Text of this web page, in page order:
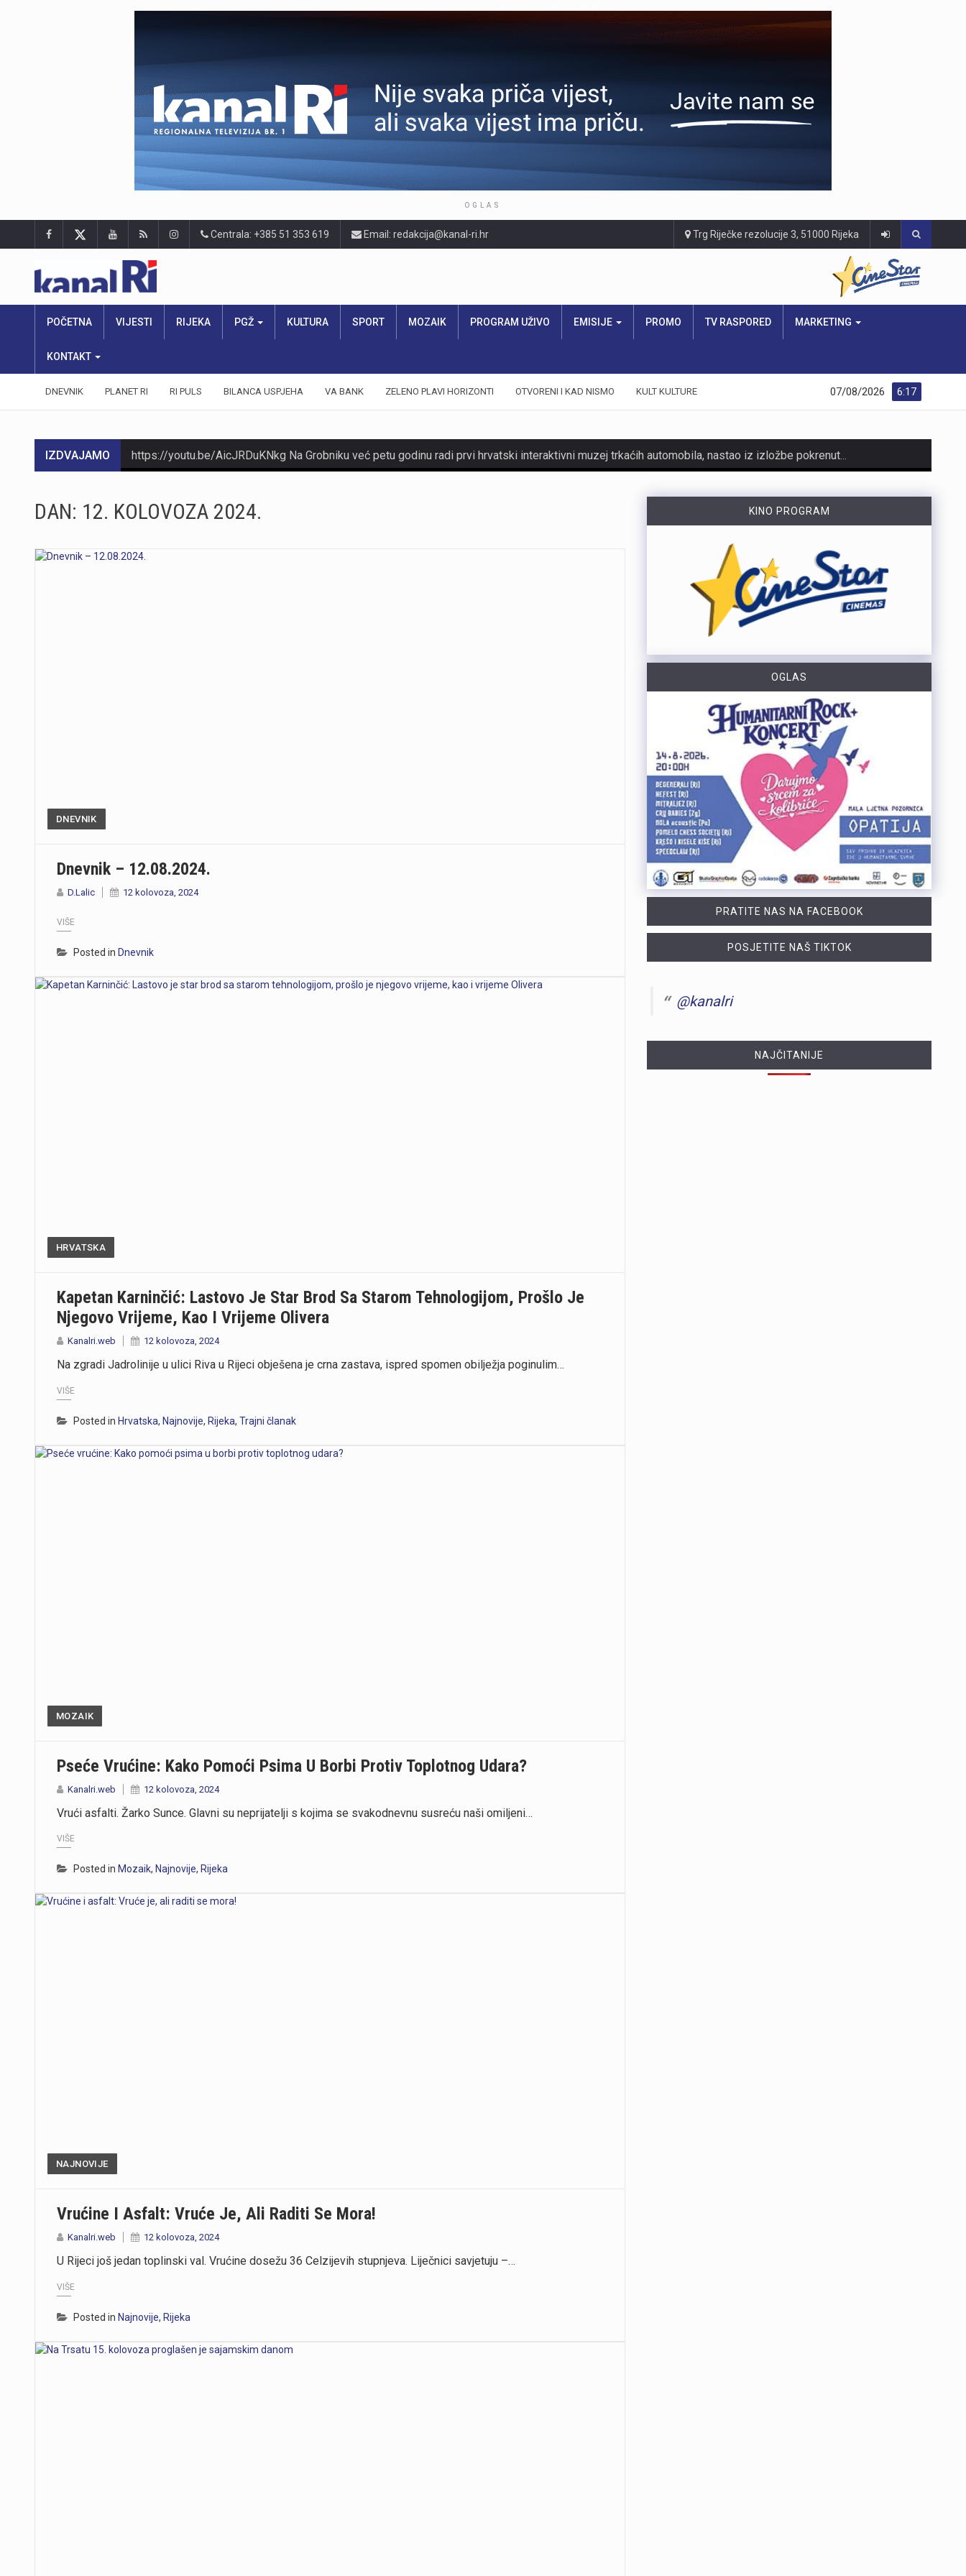
OGLAS
Centrala: +385 51 353 619 Email: redakcija@kanal-ri.hr Trg Riječke rezolucije 3, 51000 Rijeka
POČETNA VIJESTI RIJEKA PGŽ KULTURA SPORT MOZAIK PROGRAM UŽIVO EMISIJE PROMO TV RASPORED MARKETING
KONTAKT
DNEVNIK PLANET RI RI PULS BILANCA USPJEHA VA BANK ZELENO PLAVI HORIZONTI OTVORENI I KAD NISMO KULT KULTURE 6:17
07/08/2026
IZDVAJAMO
https://youtu.be/Ms7A82drFtA
https://youtu.be/mldUU0Knk1Y U prometnoj nesreći u Rijeci teško je ozlijeđena 75-godišnja pješakinja, dok je 80-godišnji pješak prošao s lakšim ozljedama. Na njih je na pješačkom prijelazu naletio autobus kojim je upravljao 54-godišnji vozač. Nesreća se dogodila u utorak, 4. kolovoza, oko 18 sati na raskrižju Ulice Ivana Zajca i Ribarske ulice.
https://youtu.be/TrD_YDDOMIw Nogometaši Rijeke večeras u 20 sati i 45 minuta na stadionu Rujevica igraju utakmicu trećeg kola kvalifikacija za Konferencijsku ligu protiv finskog Ilvesa. Trener Matjaž Kek i igrač Branko Pavić naglašavaju kako u Europi nema mjesta za prosječnost te da ih očekuje teška utakmica protiv suparnika koji se dobro brani i kvalitetno izlazi u tranziciju. Cilj Rijeke je ostvariti što veću rezultatsku razliku u susretu koji traje najmanje 180 minuta. Više u videoprilogu:
Turistička zajednica Kvarnera pokrenula je novi video serijal pod nazivom Nona Chef. Projekt se temelji na receptima koji se prenose generacijama. Nastali su od lokalnih namirnica iz mora, s otoka, iz gorja i vrtova. Cilj projekta je očuvanje kvarnerske gastronomske baštine. Recepti trebaju ostati dio svakodnevice novih generacija. Serijal upoznaje gledatelje s autentičnim kvarnerskim nonama. Prikazuje njihove obiteljske recepte i priče. Uz recepte, video susreti donose mirise domaće kuhinje. Važan dio serijala čine i lokalni dijalekti. Epizode donose izvorne izraze, sjećanja i životne priče. Svaka nova epizoda predstavlja novi recept i novo lice Kvarnera. Godina Europske regije gastronomije bila je povod za projekt. "Nadamo se da će naše none – i poneki nono - mnogima biti najljepši poziv da posjete Kvarner i upoznaju ga kroz njegove okuse", izjavila je Marijana Kalčić. Direktorica TZ Kvarnera ističe važnost ove priče. Projekt dočarava običaje i način života regije. Najave na društvenim mrežama već imaju pozitivne komentare. Publika time pokazuje da cijeni autentične priče.Serijal se može pratiti na digitalnim kanalima TZ Kvarnera. Prvi video i najava dostupni su na Instagram profilu. Poveznice na najavu serijala Nona Chef i na prvi video: https://www.instagram.com/p/DbsDD-KsUCJ/
U razdoblju od 1. do 5. kolovoza na području Policijske uprave primorsko-goranske zabilježeno je devet provalnih krađa u domove, od kojih su tri ostale u pokušaju. Kaznena djela počinjena su u centru Rijeke, na Trsatu, na području općine Čavle te na otocima Rabu i Krku. Nepoznati počinitelji su iz stambenih objekata otuđili novac, nakit i satove. Ukupna materijalna šteta procjenjuje se na više desetaka tisuća eura. Policijski službenici intenzivno tragaju za počiniteljima i otuđenim predmetima, a građanima donosimo službene savjete za zaštitu domova. Mehanička i tehnička zaštita Kvalitetna stolarija i brave: Ugradite protuprovalna vrata s kvalitetnim cilindrom i višestrukim zaključavanjem. Postavite dodatne zasune na prozore i balkonska vrata. Rasvjeta na senzor: Postavite senzorsku vanjsku rasvjetu ispred ulaza, u dvorištu i na balkonima jer provalnici izbjegavaju osvijetljena mjesta. Alarm i videonadzor: Vidljivo postavljene kamere i naljepnice upozorenja o alarmu djeluju kao snažan odvraćajući faktor. Svakodnevne navike Uvijek zaključavajte vrata: Zaključajte ulazna vrata i zatvorite prozore čak i kada odlazite na samo nekoliko minuta. Bez skrivenih ključeva: Nikada ne ostavljajte ključeve ispod otirača, u teglama za cvijeće ili iznad vrata. Provjera identiteta: Ne otvarajte vrata nepoznatim osobama dok ne utvrdite tko su Savjeti za dulja izbivanja i putovanja Stvorite privid prisutnosti: Zamolite…
DAN: 12. KOLOVOZA 2024.
DNEVNIK
Dnevnik – 12.08.2024.
D.Lalic 12 kolovoza, 2024
VIŠE
Posted in Dnevnik
HRVATSKA
Kapetan Karninčić: Lastovo Je Star Brod Sa Starom Tehnologijom, Prošlo Je
Njegovo Vrijeme, Kao I Vrijeme Olivera
Kanalri.web 12 kolovoza, 2024
Na zgradi Jadrolinije u ulici Riva u Rijeci obješena je crna zastava, ispred spomen obilježja poginulim…
VIŠE
Posted in Hrvatska, Najnovije, Rijeka, Trajni članak
MOZAIK
Pseće Vrućine: Kako Pomoći Psima U Borbi Protiv Toplotnog Udara?
Kanalri.web 12 kolovoza, 2024
Vrući asfalti. Žarko Sunce. Glavni su neprijatelji s kojima se svakodnevnu susreću naši omiljeni…
VIŠE
Posted in Mozaik, Najnovije, Rijeka
NAJNOVIJE
Vrućine I Asfalt: Vruće Je, Ali Raditi Se Mora!
Kanalri.web 12 kolovoza, 2024
U Rijeci još jedan toplinski val. Vrućine dosežu 36 Celzijevih stupnjeva. Liječnici savjetuju –…
VIŠE
Posted in Najnovije, Rijeka
KINO PROGRAM
OGLAS
PRATITE NAS NA FACEBOOK
POSJETITE NAŠ TIKTOK
@kanalri
NAJČITANIJE